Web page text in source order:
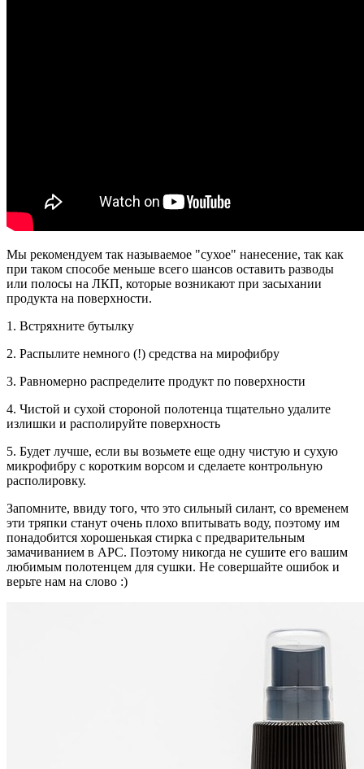
Мы рекомендуем так называемое "сухое" нанесение, так как
при таком способе меньше всего шансов оставить разводы
или полосы на ЛКП, которые возникают при засыхании
продукта на поверхности.
1. Встряхните бутылку
2. Распылите немного (!) средства на мирофибру
3. Равномерно распределите продукт по поверхности
4. Чистой и сухой стороной полотенца тщательно удалите
излишки и располируйте поверхность
5. Будет лучше, если вы возьмете еще одну чистую и сухую
микрофибру с коротким ворсом и сделаете контрольную
располировку.
Запомните, ввиду того, что это сильный силант, со временем
эти тряпки станут очень плохо впитывать воду, поэтому им
понадобится хорошенькая стирка с предварительным
замачиванием в APC. Поэтому никогда не сушите его вашим
любимым полотенцем для сушки. Не совершайте ошибок и
верьте нам на слово :)